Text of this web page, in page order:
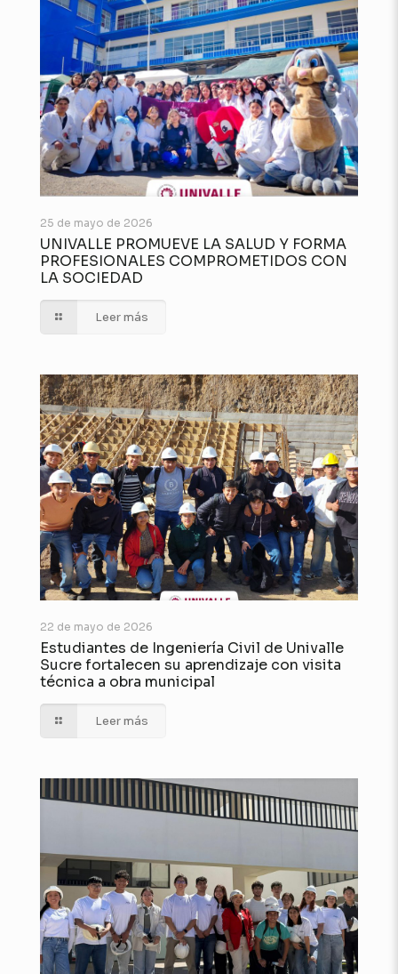
25 de mayo de 2026
UNIVALLE PROMUEVE LA SALUD Y FORMA
PROFESIONALES COMPROMETIDOS CON
LA SOCIEDAD
Leer más
22 de mayo de 2026
Estudiantes de Ingeniería Civil de Univalle
Sucre fortalecen su aprendizaje con visita
técnica a obra municipal
Leer más